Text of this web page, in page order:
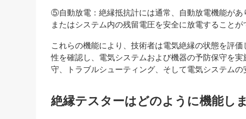
⑤自動放電：絶縁抵抗計には通常、自動放電機能が
またはシステム内の残留電圧を安全に放電することが
これらの機能により、技術者は電気絶縁の状態を評
性を確認し、電気システムおよび機器の予防保守を
守、トラブルシューティング、そして電気システムの
絶縁テスターはどのように機能し